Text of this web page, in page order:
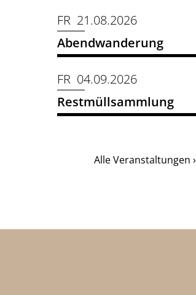
FR 21.08.2026
Abendwanderung
FR 04.09.2026
Restmüllsammlung
Alle Veranstaltungen ›